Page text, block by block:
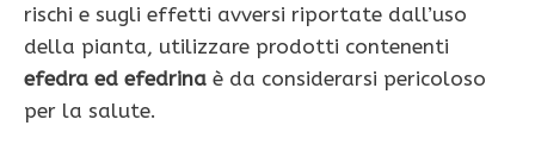
rischi e sugli effetti avversi ri­portate dall’uso
della pian­ta, utilizzare prodotti con­tenenti
efedra ed efedrina è da considerarsi pericolo­so
per la salute.